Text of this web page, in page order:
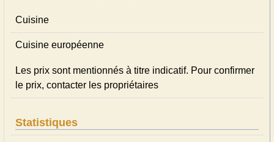
Cuisine
Cuisine européenne
Les prix sont mentionnés à titre indicatif. Pour confirmer
le prix, contacter les propriétaires
Statistiques